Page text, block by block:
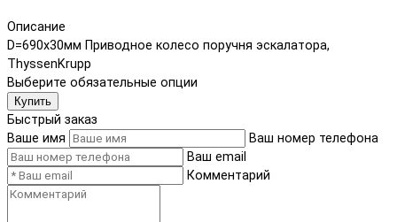
Описание
D=690x30мм Приводное колесо поручня эскалатора,
ThyssenKrupp
Выберите обязательные опции
Купить
Быстрый заказ
Ваше имя
Ваш номер телефона
Ваш email
Комментарий